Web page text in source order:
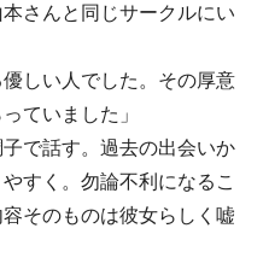
さんと同じサークルにい
しい人でした。その厚意
ていました」
で話す。過去の出会いか
すく。勿論不利になるこ
そのものは彼女らしく嘘